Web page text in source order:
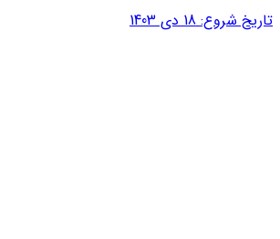
تاریخ شروع: 18 دی 1403